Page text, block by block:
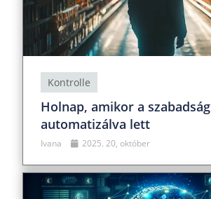
Kontrolle
Holnap, amikor a szabadság
automatizálva lett
Ivana 2025. 20, október